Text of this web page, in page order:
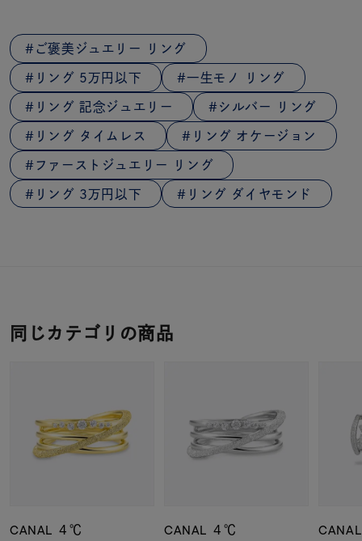
ご褒美ジュエリー リング
リング 5万円以下 一生モノ リング
リング 記念ジュエリー シルバー リング
リング タイムレス リング オケージョン
ファーストジュエリー リング
リング 3万円以下 リング ダイヤモンド
同じカテゴリの商品
CANAL ４℃
CANAL ４℃